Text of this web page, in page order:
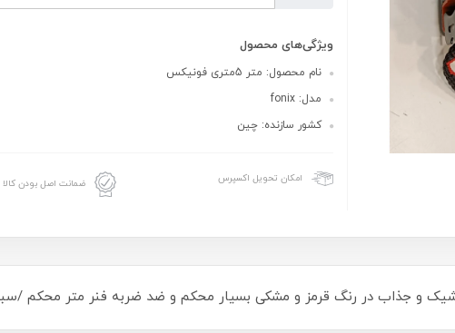
ویژگی‌های محصول
نام محصول: متر 5متری فونیکس
مدل: fonix
کشور سازنده: چین
امکان تحویل اکسپرس ضمانت اصل بودن کالا